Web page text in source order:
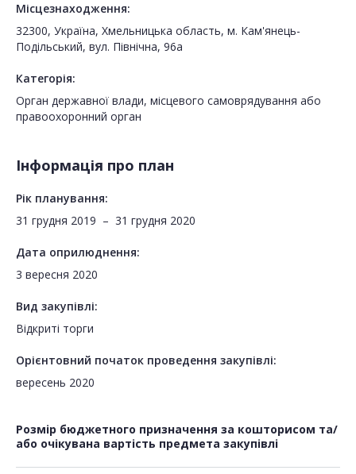
Місцезнаходження:
32300, Україна, Хмельницька область, м. Кам'янець-
Подільський, вул. Північна, 96а
Категорія:
Орган державної влади, місцевого самоврядування або
правоохоронний орган
Інформація про план
Рік планування:
31 грудня 2019 – 31 грудня 2020
Дата оприлюднення:
3 вересня 2020
Вид закупівлі:
Відкриті торги
Орієнтовний початок проведення закупівлі:
вересень 2020
Розмір бюджетного призначення за кошторисом та/
або очікувана вартість предмета закупівлі